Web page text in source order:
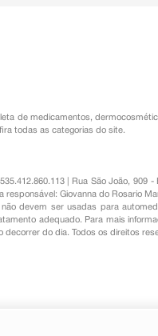
de medicamentos ,
todas as categorias do site.
| Rua São João,
responsável: Giovanna do Rosario
devem ser usadas para
adequado. Para mais
decorrer do dia. Todos os direitos